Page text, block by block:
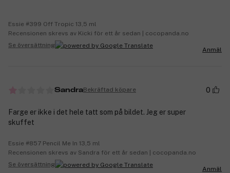
Essie #399 Off Tropic 13,5 ml
Recensionen skrevs av Kicki för ett år sedan | cocopanda.no
Se översättning
Anmäl
SandraBekräftad köpare 0
Farge er ikke i det hele tatt som på bildet. Jeg er super
skuffet
Essie #857 Pencil Me In 13,5 ml
Recensionen skrevs av Sandra för ett år sedan | cocopanda.no
Se översättning
Anmäl